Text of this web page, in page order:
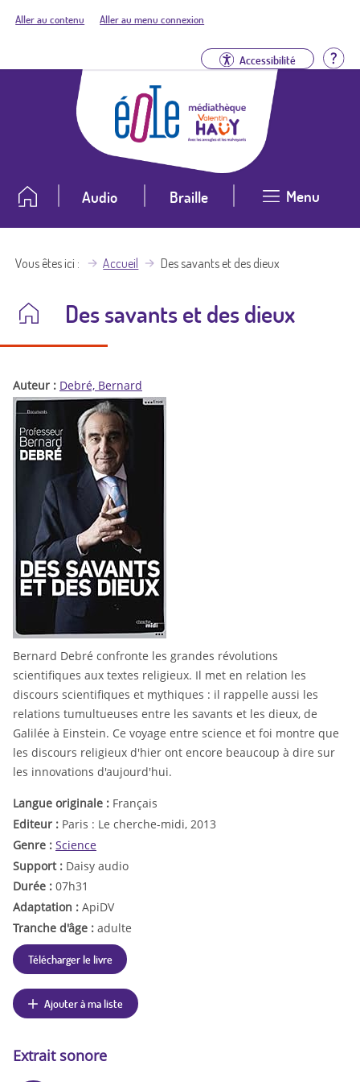
Aller au contenu Aller au menu connexion
Accessibilité
Audio Braille Menu
Vous êtes ici Accueil Des savants et des dieux
Des savants et des dieux
Auteur : Debré, Bernard
Bernard Debré confronte les grandes révolutions
scientifiques aux textes religieux. Il met en relation les
discours scientifiques et mythiques : il rappelle aussi les
relations tumultueuses entre les savants et les dieux, de
Galilée à Einstein. Ce voyage entre science et foi montre que
les discours religieux d'hier ont encore beaucoup à dire sur
les innovations d'aujourd'hui.
Langue originale : Français
Editeur : Paris : Le cherche-midi, 2013
Genre : Science
Support : Daisy audio
Durée : 07h31
Adaptation : ApiDV
Tranche d'âge : adulte
Télécharger le livre
Ajouter à ma liste
Extrait sonore